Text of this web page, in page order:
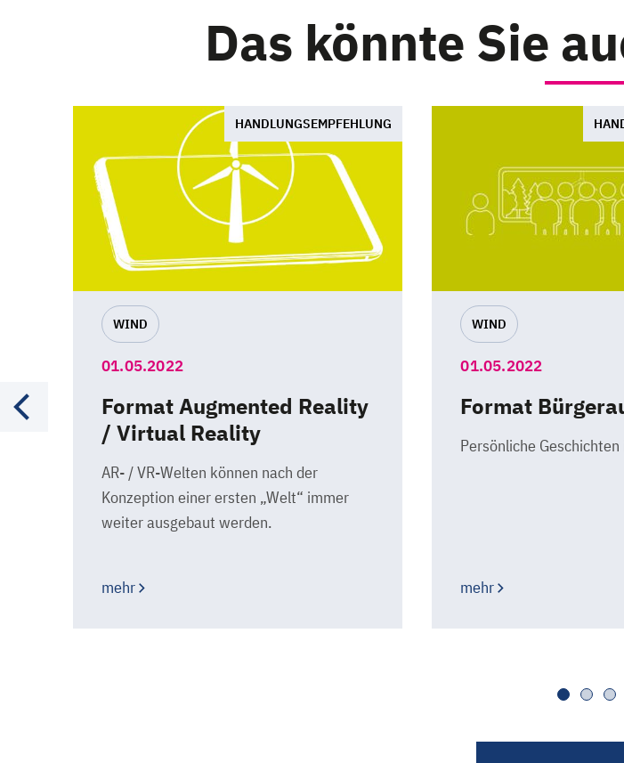
Das könnte Sie
HANDLUNGSEMPFEHLUNG
WIND
01.05.2022
Format Augmented Reality
/ Virtual Reality
AR- / VR-Welten können nach der
Konzeption einer ersten „Welt“ immer
weiter ausgebaut werden.
mehr
WIND
01.05.2022
Format
Persönliche
mehr